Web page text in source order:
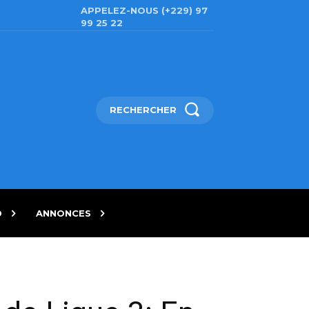
APPELEZ-NOUS (+229) 97
99 25 22
RECHERCHER
ANNONCES